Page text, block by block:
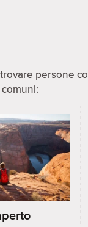
persone